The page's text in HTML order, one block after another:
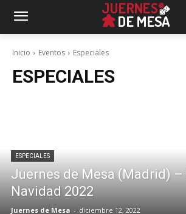
Inicio Eventos Especiales
ESPECIALES
ESPECIALES
Juernes de Mesa (Madrid) –
Navidad 2022
Juernes de Mesa - diciembre 12, 2022